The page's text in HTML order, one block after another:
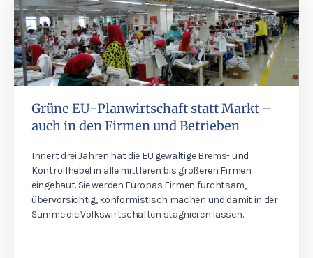
Grüne EU-Planwirtschaft statt Markt –
auch in den Firmen und Betrieben
Innert drei Jahren hat die EU gewaltige Brems- und
Kontrollhebel in alle mittleren bis größeren Firmen
eingebaut. Sie werden Europas Firmen furchtsam,
übervorsichtig, konformistisch machen und damit in der
Summe die Volkswirtschaften stagnieren lassen.